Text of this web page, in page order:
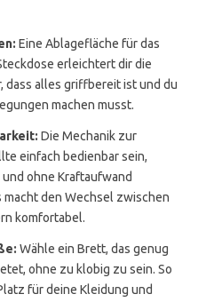
Eine Ablagefläche für das
erleichtert dir die
dass alles griffbereit ist und du
machen musst.
Die Mechanik zur
einfach bedienbar sein,
ohne Kraftaufwand
macht den Wechsel zwischen
komfortabel.
Wähle ein Brett, das genug
ohne zu klobig zu sein. So
für deine Kleidung und